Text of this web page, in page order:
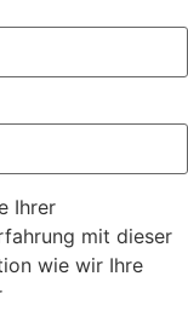
Ihrer
mit dieser
wie wir Ihre